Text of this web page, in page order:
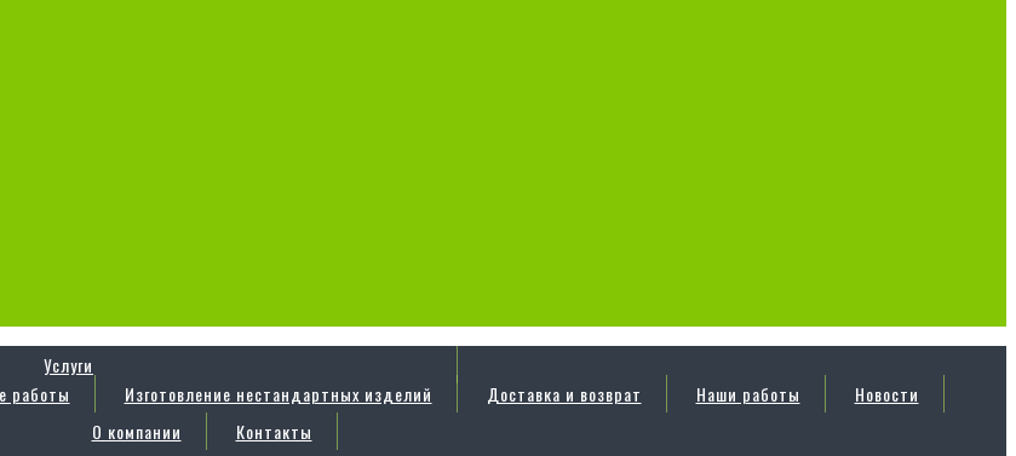
Услуги
работы Изготовление нестандартных изделий Доставка и возврат Наши работы
Новости
О компании
Контакты